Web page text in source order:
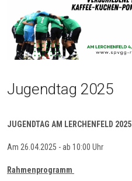
Jugendtag 2025
JUGENDTAG AM LERCHENFELD 2025
Am 26.04.2025 - ab 10:00 Uhr
Rahmenprogramm